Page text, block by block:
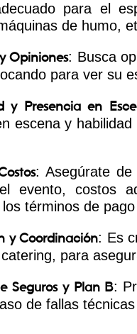
para el
de humo,
Opiniones: Busca
para ver su
y Presencia en
escena y
: Asegúrate de
evento, costos
términos de
y Coordinación: Es
para
Seguros y Plan B:
de fallas